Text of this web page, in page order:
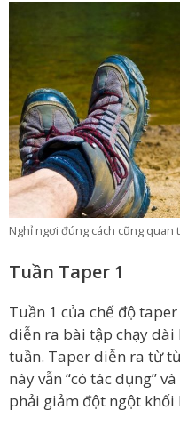
Nghỉ ngơi đúng cách cũng
Tuần Taper 1
Tuần 1 của chế độ
diễn ra bài tập chạy dài
tuần. Taper diễn ra từ
này vẫn “có tác dụng”
phải giảm đột ngột